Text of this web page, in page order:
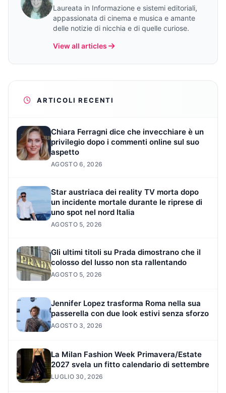
Laureata in Informazione e sistemi editoriali,
appassionata di cinema e musica e amante
delle notizie di nicchia e di quelle curiose.
View all articles
ARTICOLI RECENTI
Chiara Ferragni dice che invecchiare è un
privilegio dopo i commenti online sul suo
aspetto
AGOSTO 6, 2026
Star austriaca dei reality TV morta dopo
un incidente mortale durante le riprese di
uno spot nel nord Italia
AGOSTO 5, 2026
Gli ultimi titoli su Prada dimostrano che il
colosso del lusso non sta rallentando
AGOSTO 5, 2026
Jennifer Lopez trasforma Roma nella sua
passerella con due look estivi senza sforzo
AGOSTO 3, 2026
La Milan Fashion Week Primavera/Estate
2027 svela un fitto calendario di settembre
LUGLIO 30, 2026